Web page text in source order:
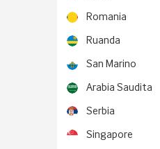
Romania
Ruanda
San Marino
Arabia Saudita
Serbia
Singapore